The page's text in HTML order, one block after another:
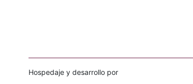
Hospedaje y desarrollo por